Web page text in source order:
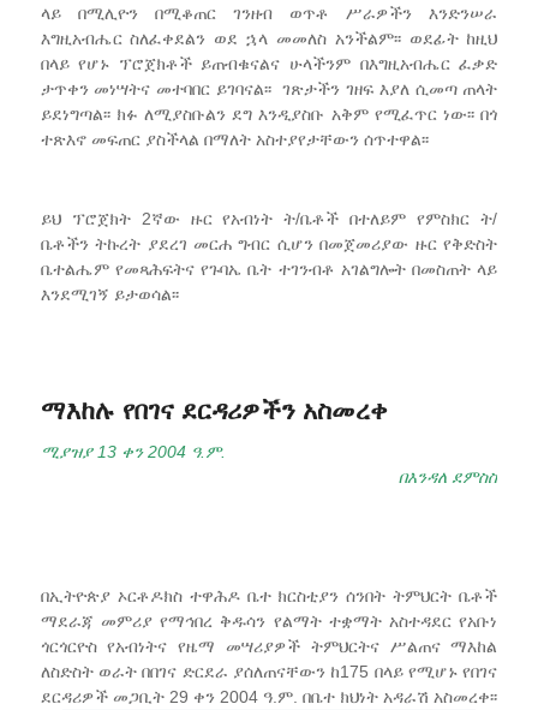
ላይ በሚሊዮን በሚቆጠር ገንዘብ ወጥቶ ሥራዎችን እንድንሠራ
እግዚአብሔር ስለፈቀደልን ወደ ኋላ መመለስ አንችልም፡፡ ወደፊት ከዚህ
በላይ የሆኑ ፕሮጀክቶች ይጠብቁናልና ሁላችንም በእግዚአብሔር ፈቃድ
ታጥቀን መነሣትና መተባበር ይገባናል፡፡ ገጽታችን ገዘፍ እያለ ሲመጣ ጠላት
ይደነግጣል፡፡ ክፉ ለሚያስቡልን ደግ እንዲያስቡ አቅም የሚፈጥር ነው፡፡ በጎ
ተጽእኖ መፍጠር ያስችላል በማለት አስተያየታቸውን ሰጥተዋል፡፡
ይህ ፕሮጀክት 2ኛው ዙር የአብነት ት/ቤቶች በተለይም የምስክር ት/
ቤቶችን ትኩረት ያደረገ መርሐ ግብር ሲሆን በመጀመሪያው ዙር የቅድስት
ቤተልሔም የመጻሕፍትና የጉባኤ ቤት ተገንብቶ አገልግሎት በመስጠት ላይ
እንደሚገኝ ይታወሳል፡፡
ማእከሉ የበገና ደርዳሪዎችን አስመረቀ
ሚያዝያ 13 ቀን 2004 ዓ.ም.
በእንዳለ ደምስስ
በኢትዮጵያ ኦርቶዶክስ ተዋሕዶ ቤተ ክርስቲያን ሰንበት ትምህርት ቤቶች
ማደራጃ መምሪያ የማኅበረ ቅዱሳን የልማት ተቋማት አስተዳደር የአቡነ
ጎርጎርዮስ የአብነትና የዜማ መሣሪያዎች ትምህርትና ሥልጠና ማእከል
ለስድስት ወራት በበገና ድርደራ ያሰለጠናቸውን ከ175 በላይ የሚሆኑ የበገና
ደርዳሪዎች መጋቢት 29 ቀን 2004 ዓ.ም. በቤተ ክህነት አዳራሽ አስመረቀ፡፡